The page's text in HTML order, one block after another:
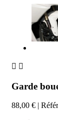
 
Garde
88,00 € |